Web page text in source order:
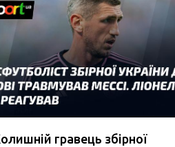
гравець збірної